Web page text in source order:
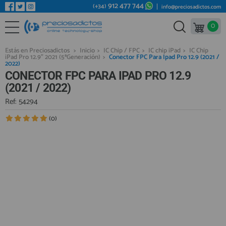
REPUESTOS MÓVILES
REPUESTOS TABLET
REPUESTOS RELOJES INTELIGENTES
REPUESTOS VIDEOCONSOLAS
REPUESTOS MACBOOK
REPUESTOS OTROS DISPOSITIVOS
Bienvenid@ otra vez
YA SOY CLIENTE
Recordarme
(+34) 912 477 744 info@preciosadictos.com
0
Estás en Preciosadictos > Inicio > IC Chip / FPC > IC chip iPad > IC Chip
iPad Pro 12.9" 2021 (5ªGeneración) > Conector FPC Para Ipad Pro 12.9 (2021 /
2022)
CONECTOR FPC PARA IPAD PRO 12.9
(2021 / 2022)
Ref: 54294
(0)